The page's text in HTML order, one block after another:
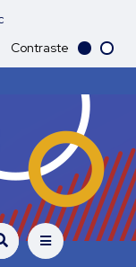
Contraste